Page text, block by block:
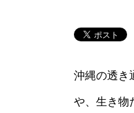
沖縄の透き
や、生き物